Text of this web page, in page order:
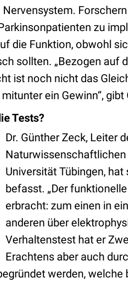
zu
die Funktion, obwohl
sollten. „Bezogen auf
ist noch nicht das
ein Gewinn“,
Tests?
Dr. Günther Zeck, Leiter
Universität Tübingen,
befasst. „Der
erbracht: zum einen in
anderen über
Verhaltenstest hat er
Erachtens aber auch
werden,